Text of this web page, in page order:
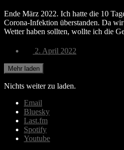
Ende März 2022. Ich hatte die 10
Corona-Infektion überstanden. Da
Wetter haben sollten, wollte ich die
Veröffentlichungsdatum
2. April 2022
Mehr laden
Nichts weiter zu laden.
Email
Bluesky
Last.fm
Spotify
Youtube